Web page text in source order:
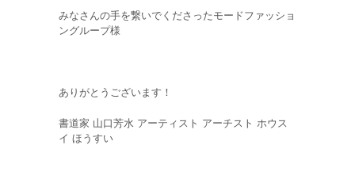
みなさんの手を繋いでくださったモードファッショ
ングループ様
ありがとうございます！
書道家 山口芳水 アーティスト アーチスト ホウス
イ ほうすい